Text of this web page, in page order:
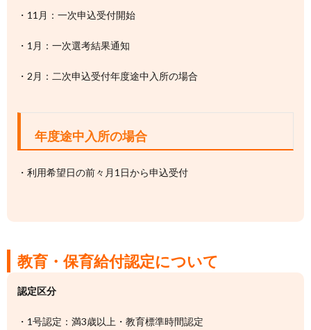
・11月：一次申込受付開始
・1月：一次選考結果通知
・2月：二次申込受付年度途中入所の場合
年度途中入所の場合
・利用希望日の前々月1日から申込受付
教育・保育給付認定について
認定区分
・1号認定：満3歳以上・教育標準時間認定